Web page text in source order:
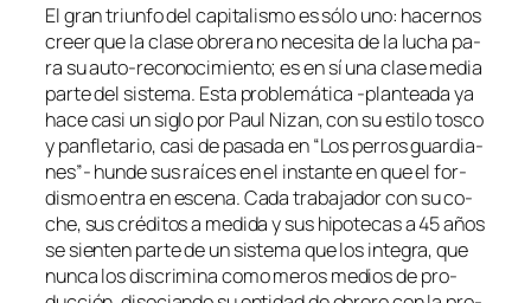
El gran triun­fo del ca­pi­ta­lis­mo es só­lo uno: ha­cer­nos
creer que la cla­se obre­ra no ne­ce­si­ta de la lu­cha pa­
ra su auto-reconocimiento; es en sí una cla­se me­dia
par­te del sis­te­ma. Esta pro­ble­má­ti­ca ‑plan­tea­da ya
ha­ce ca­si un si­glo por Paul Nizan, con su es­ti­lo tos­co
y pan­fle­ta­rio, ca­si de pa­sa­da en “Los pe­rros guar­dia­
nes”- hun­de sus raí­ces en el ins­tan­te en que el for­
dis­mo en­tra en es­ce­na. Cada tra­ba­ja­dor con su co­
che, sus cré­di­tos a me­di­da y sus hi­po­te­cas a 45 años
se sien­ten par­te de un sis­te­ma que los in­te­gra, que
nun­ca los dis­cri­mi­na co­mo me­ros me­dios de pro­